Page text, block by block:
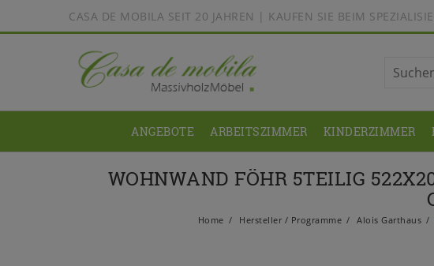
CASA DE MOBILA SEIT 20 JAHREN | KAUFEN SIE BEIM
ANGEBOTE ARBEITSZIMMER KINDERZIMMER
WOHNWAND FÖHR 5TEILIG
Home Hersteller / Programme Alois Garthaus